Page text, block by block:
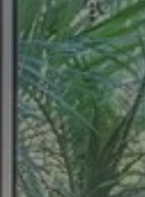
Arrivée
7
Août 2026